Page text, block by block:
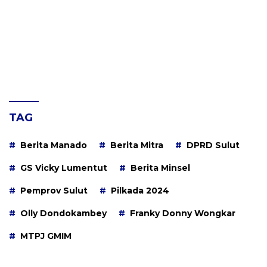
TAG
Berita Manado Berita Mitra DPRD Sulut
GS Vicky Lumentut Berita Minsel
Pemprov Sulut Pilkada 2024
Olly Dondokambey Franky Donny Wongkar
MTPJ GMIM